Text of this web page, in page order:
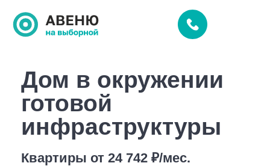
готовой
инфраструктуры
у Инюшенского бора
Квартиры от 24 742 ₽/мес.